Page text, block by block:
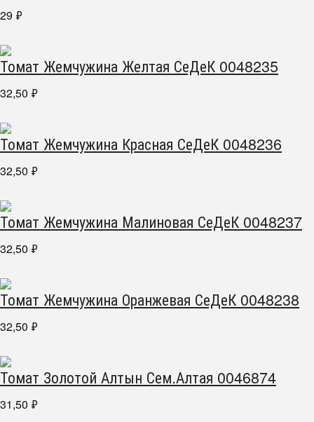
29 ₽
Томат Жемчужина Желтая СеДеК 0048235
32,50 ₽
Томат Жемчужина Красная СеДеК 0048236
32,50 ₽
Томат Жемчужина Малиновая СеДеК 0048237
32,50 ₽
Томат Жемчужина Оранжевая СеДеК 0048238
32,50 ₽
Томат Золотой Алтын Сем.Алтая 0046874
31,50 ₽